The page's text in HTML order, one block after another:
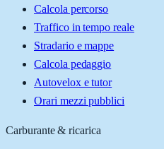
Calcola percorso
Traffico in tempo reale
Stradario e mappe
Calcola pedaggio
Autovelox e tutor
Orari mezzi pubblici
Carburante & ricarica